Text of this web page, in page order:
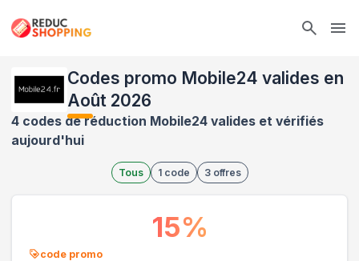
Codes promo Mobile24 valides en
Août 2026
4 codes de réduction Mobile24 valides et vérifiés
aujourd'hui
Tous 1 code 3 offres
code promo
15%